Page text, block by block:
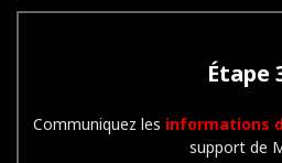
Étape
Communiquez les informations
support de